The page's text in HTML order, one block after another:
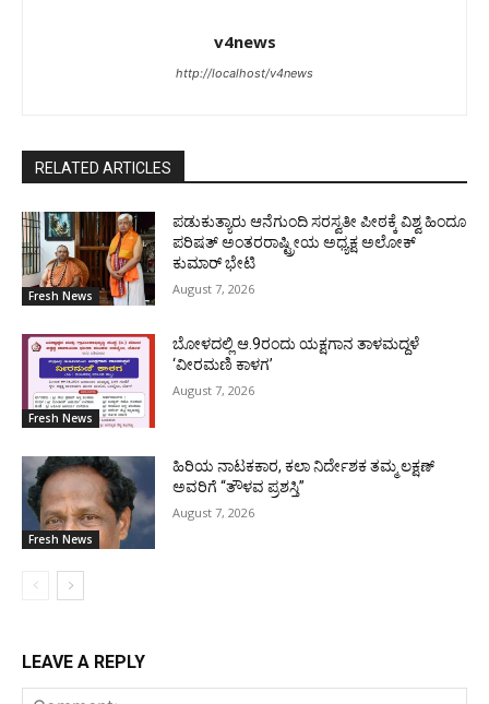
v4news
http://localhost/v4news
RELATED ARTICLES
Fresh News
ಪಡುಕುತ್ಯಾರು ಆನೆಗುಂದಿ ಸರಸ್ವತೀ ಪೀಠಕ್ಕೆ ವಿಶ್ವ ಹಿಂದೂ
ಪರಿಷತ್ ಅಂತರರಾಷ್ಟ್ರೀಯ ಅಧ್ಯಕ್ಷ ಅಲೋಕ್
ಕುಮಾರ್ ಭೇಟಿ
August 7, 2026
Fresh News
ಬೋಳದಲ್ಲಿ ಆ.9ರಂದು ಯಕ್ಷಗಾನ ತಾಳಮದ್ದಳೆ
‘ವೀರಮಣಿ ಕಾಳಗ’
August 7, 2026
Fresh News
ಹಿರಿಯ ನಾಟಕಕಾರ, ಕಲಾ ನಿರ್ದೇಶಕ ತಮ್ಮ ಲಕ್ಷಣ್
ಅವರಿಗೆ “ತೌಳವ ಪ್ರಶಸ್ತಿ”
August 7, 2026
LEAVE A REPLY